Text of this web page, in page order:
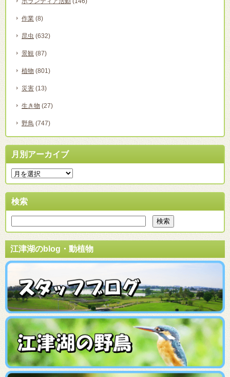
作業 (8)
昆虫 (632)
景観 (87)
植物 (801)
災害 (13)
生き物 (27)
野鳥 (747)
月別アーカイブ
検索
江津湖のblog・動植物